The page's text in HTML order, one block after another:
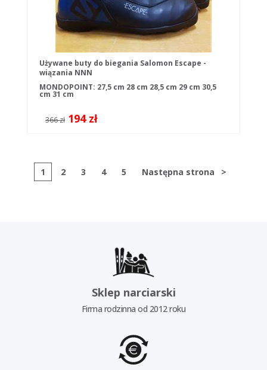
Używane buty do biegania Salomon Escape -
wiązania NNN
MONDOPOINT: 27,5 cm 28 cm 28,5 cm 29 cm 30,5
cm 31 cm
366 zł 194 zł
1 2 3 4 5 Następna strona >
Sklep narciarski
Firma rodzinna od 2012 roku